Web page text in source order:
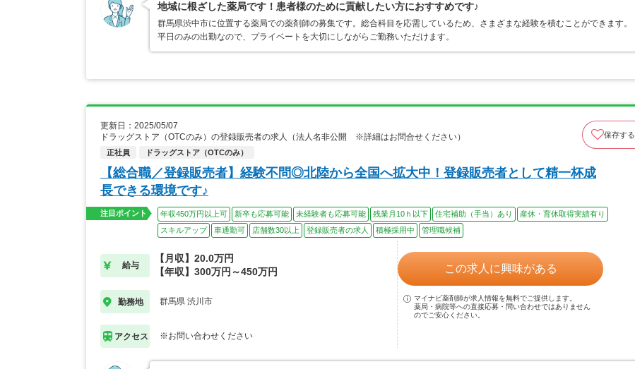
地域に根ざした薬局です！患者様のために貢献したい方におすすめです♪
群馬県渋中市に位置する薬局での薬剤師の募集です。総合科目を応需しているため、さまざまな経験を積むことができます。
平日のみの出勤なので、プライベートを大切にしながらご勤務いただけます。
更新日：2025/05/07
ドラッグストア（OTCのみ）の登録販売者の求人（法人名非公開 ※詳細はお問合せください）
正社員 ドラッグストア（OTCのみ）
保存する
【総合職／登録販売者】経験不問◎北陸から全国へ拡大中！登録販売者として精一杯成
長できる環境です♪
注目ポイント 年収450万円以上可 新卒も応募可能 未経験者も応募可能 残業月10ｈ以下 住宅補助（手当）あり
産休・育休取得実績有り
スキルアップ
車通勤可 店舗数30以上 登録販売者の求人 積極採用中 管理職候補
給与
【月収】20.0万円
【年収】300万円～450万円
勤務地 群馬県 渋川市
アクセス ※お問い合わせください
この求人に興味がある
マイナビ薬剤師が求人情報を無料でご提供します。
薬局・病院等への直接応募・問い合わせではありません
のでご安心ください。